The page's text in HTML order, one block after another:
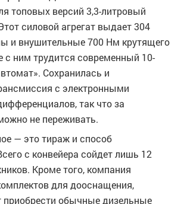
топовых версий 3,3-литровый
силовой агрегат выдает 304
и внушительные 700 Нм крутящего
с ним трудится современный 10-
Сохранилась и
с электронными
так что за
не переживать.
— это тираж и способ
с конвейера сойдет лишь 12
Кроме того, компания
для дооснащения,
приобрести обычные дизельные